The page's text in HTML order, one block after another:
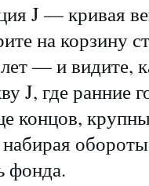
J — кривая
на корзину
— и видите,
J, где ранние
концов,
фонда.